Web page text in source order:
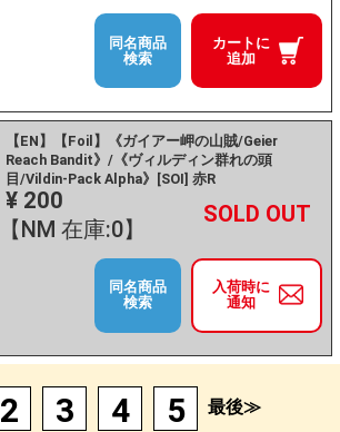
カートに
追加
同名商品
検索
【EN】【Foil】《ガイアー岬の山賊/Geier
Reach Bandit》/《ヴィルディン群れの頭
目/Vildin-Pack Alpha》[SOI] 赤R
¥ 200
【NM 在庫:0】
－ +
入荷時に
通知
同名商品
検索
2 3 4 5 最後≫